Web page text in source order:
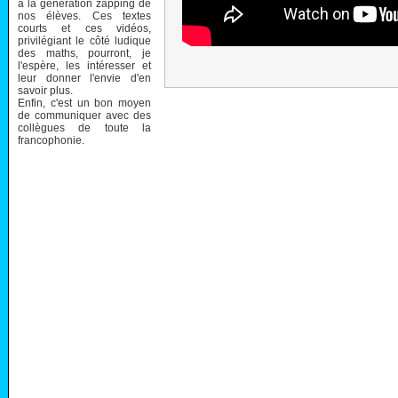
à la génération zapping de
nos élèves. Ces textes
courts et ces vidéos,
privilégiant le côté ludique
des maths, pourront, je
l'espère, les intéresser et
leur donner l'envie d'en
savoir plus.
Enfin, c'est un bon moyen
de communiquer avec des
collègues de toute la
francophonie.